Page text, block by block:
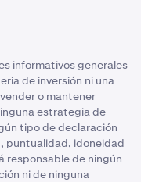
informativos generales
de inversión ni una
o mantener
estrategia de
tipo de declaración
puntualidad, idoneidad
responsable de ningún
ni de ninguna